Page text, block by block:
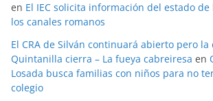
en El IEC solicita información del estado
los canales romanos
El CRA de Silván continuará abierto pero la
Quintanilla cierra – La fueya cabreiresa en
Losada busca familias con niños para no
colegio